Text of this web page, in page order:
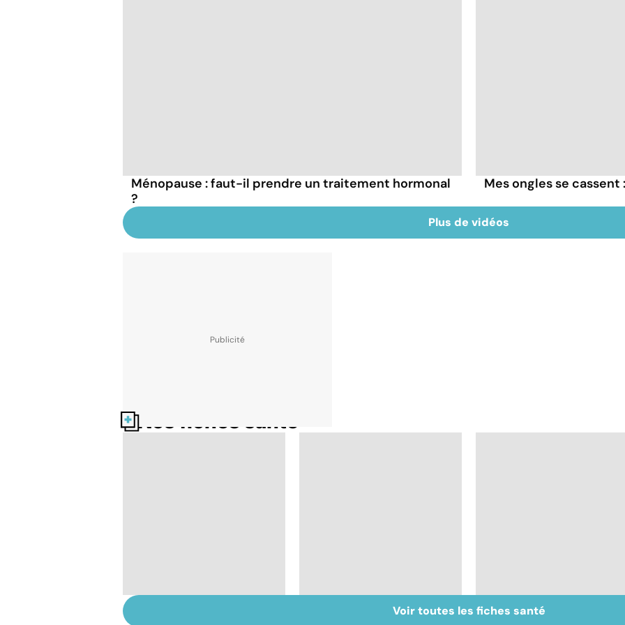
Ménopause : faut-il prendre un traitement hormonal
?
Mes ongles se
Plus de vidéos
Nos fiches santé
Ostéoporose :
Voir toutes les fiches santé